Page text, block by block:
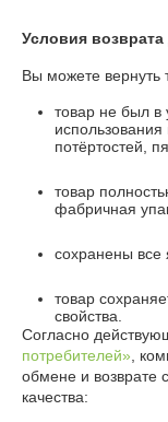
Условия
Вы можете вернуть
товар не был в
потёртостей,
товар
фабричная
сохранены все
товар
свойства.
Согласно
потребителей» ,
обмене и возврате
качества: